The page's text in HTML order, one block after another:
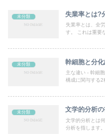
未分類 失業率とは?
失業率とは、全
す。 これは重要
未分類 幹細胞と分
主な違い - 幹細
構成に関与する2
未分類 文学的分析
文学的分析とは
分析を指します